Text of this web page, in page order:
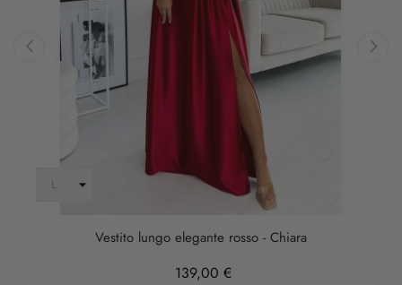
Vestito lungo elegante rosso - Chiara
139,00 €